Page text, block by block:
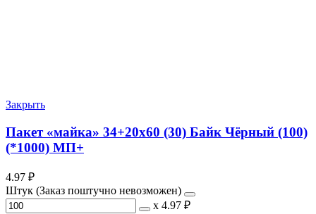
Закрыть
Пакет «майка» 34+20х60 (30) Байк Чёрный (100)
(*1000) МП+
4.97 ₽
Штук (Заказ поштучно невозможен)
х 4.97 ₽